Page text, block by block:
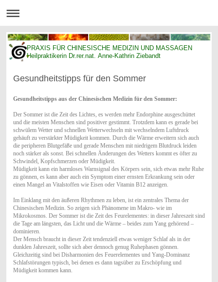
PRAXIS FÜR CHINESISCHE MEDIZIN UND MASSAGEN
Heilpraktikerin Dr.rer.nat. Anne-Kathrin Ziebandt
Gesundheitstipps für den Sommer
Gesundheitstipps aus der Chinesischen Medizin für den Sommer:
Der Sommer ist die Zeit des Lichtes, es werden mehr Endorphine ausgeschüttet
und die meisten Menschen sind positiver gestimmt. Trotzdem kann es gerade bei
schwülem Wetter und schnellen Wetterwechseln mit wechselndem Luftdruck
gehäuft zu verstärkter Müdigkeit kommen. Durch die Wärme erweitern sich auch
die peripheren Blutgefäße und gerade Menschen mit niedrigem Blutdruck leiden
noch stärker als sonst. Bei schnellen Änderungen des Wetters kommt es öfter zu
Schwindel, Kopfschmerzen oder Müdigkeit.
Müdigkeit kann ein harmloses Warnsignal des Körpers sein, sich etwas mehr Ruhe
zu gönnen, es kann aber auch ein Symptom einer ernsten Erkrankung sein oder
einen Mangel an Vitalstoffen wie Eisen oder Vitamin B12 anzeigen.
Im Einklang mit den äußeren Rhythmen zu leben, ist ein zentrales Thema der
Chinesischen Medizin. So zeigen sich Phänomene im Makro- wie im
Mikrokosmos. Der Sommer ist die Zeit des Feurelementes: in dieser Jahreszeit sind
die Tage am längsten, das Licht und die Wärme – beides zum Yang gehörend –
dominieren.
Der Mensch braucht in dieser Zeit tendenziell etwas weniger Schlaf als in der
dunklen Jahreszeit, sollte sich aber dennoch genug Ruhephasen gönnen.
Gleichzeitig sind bei Disharmonien des Feuerelementes und Yang-Dominanz
Schlafstörungen typisch, bei denen es dann tagsüber zu Erschöpfung und
Müdigkeit kommen kann.